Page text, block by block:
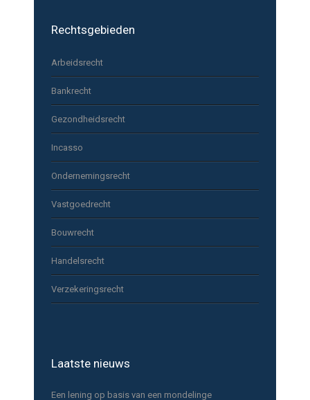
Rechtsgebieden
Arbeidsrecht
Bankrecht
Gezondheidsrecht
Incasso
Ondernemingsrecht
Vastgoedrecht
Bouwrecht
Handelsrecht
Verzekeringsrecht
Laatste nieuws
Een lening op basis van een mondelinge